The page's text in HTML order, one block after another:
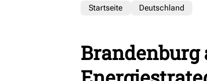
Startseite Deutschland